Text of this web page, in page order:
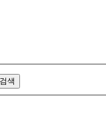
검색